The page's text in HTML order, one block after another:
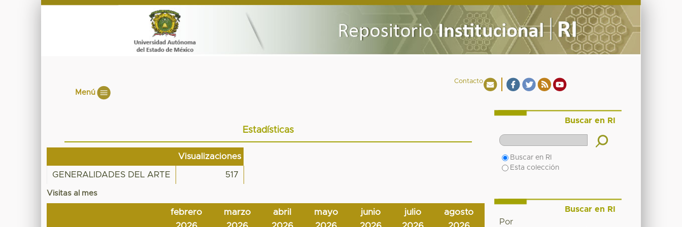
Contacto
Menú
Estadísticas
Visualizaciones
GENERALIDADES DEL ARTE 517
Visitas al mes
febrero
marzo
abril
mayo
junio
julio
agosto
Buscar en RI
Buscar en RI
Esta colección
Buscar en RI
Por